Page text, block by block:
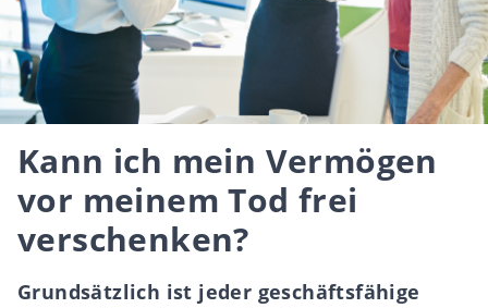
Kann ich mein Vermögen
vor meinem Tod frei
verschenken?
Grundsätzlich ist jeder geschäftsfähige